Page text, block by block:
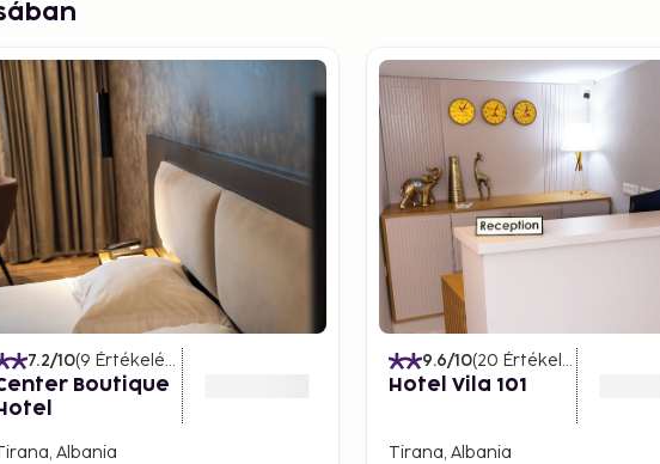
7.2/10(9 Értékelések
Boutique
Albania
9.6/10(20 Értékelések
Hotel Vila 101
Tirana, Albania